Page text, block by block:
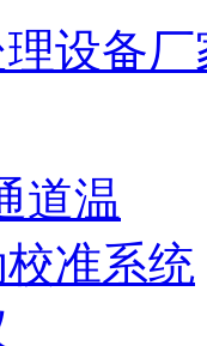
设备